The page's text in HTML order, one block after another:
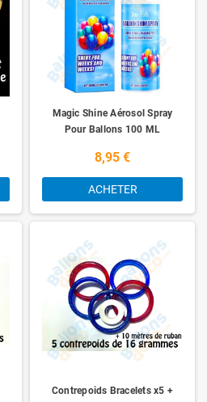
Magic Shine Aérosol Spray
Pour Ballons 100 ML
8,95 €
ACHETER
Contrepoids Bracelets x5 +